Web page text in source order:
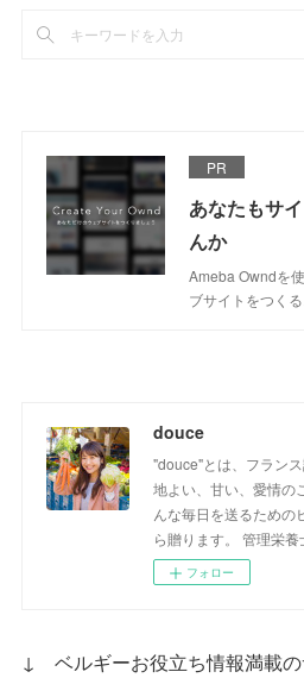
PR
あなたもサ
んか
Ameba Owndを
ブサイトをつく
douce
"douce"とは、フラン
地よい、甘い、愛情の
んな毎日を送るための
ら贈ります。 管理栄
フォロー
↓ ベルギーお役立ち情報満載